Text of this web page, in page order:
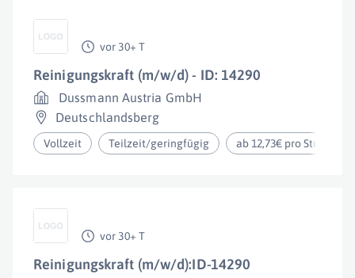
vor 30+ T
Reinigungskraft (m/w/d) - ID: 14290
Dussmann Austria GmbH
Deutschlandsberg
Vollzeit Teilzeit/geringfügig ab 12,73€ pro Stunde
vor 30+ T
Reinigungskraft (m/w/d):ID-14290